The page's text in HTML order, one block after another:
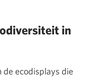
in
de ecodisplays die